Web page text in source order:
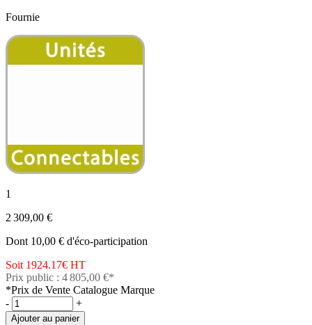
Fournie
1
2 309,00 €
Dont 10,00 € d'éco-participation
Soit 1924.17€ HT
Prix public : 4 805,00 €*
*Prix de Vente Catalogue Marque
-
+
Ajouter au panier